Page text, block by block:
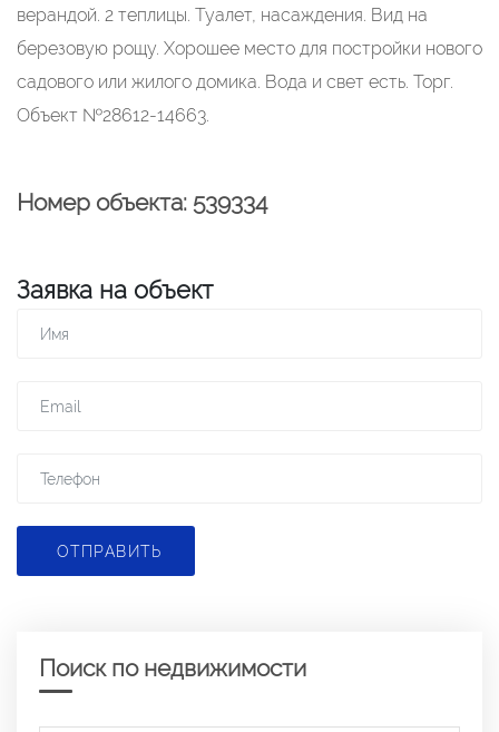
верандой. 2 теплицы. Туалет, насаждения. Вид на
березовую рощу. Хорошее место для постройки нового
садового или жилого домика. Вода и свет есть. Торг.
Объект №28612-14663.
Номер объекта: 539334
Заявка на объект
ОТПРАВИТЬ
Поиск по недвижимости